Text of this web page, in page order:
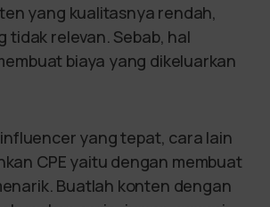
yang kualitasnya rendah,
tidak relevan. Sebab, hal
biaya yang dikeluarkan
yang tepat, cara lain
CPE yaitu dengan membuat
Buatlah konten dengan